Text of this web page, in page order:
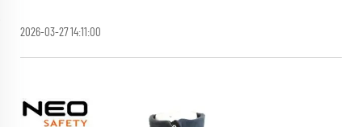
2026-03-27 14:11:00